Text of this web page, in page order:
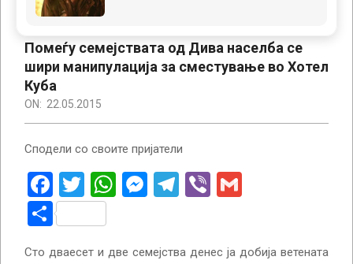
Navigation
Помеѓу семејствата од Дива населба се
шири манипулација за сместување во Хотел
Куба
ON: 22.05.2015
Сподели со своите пријатели
Facebook
Twitter
WhatsApp
Messenger
Telegram
Viber
Share
Сто дваесет и две семејства денес ја добија ветената